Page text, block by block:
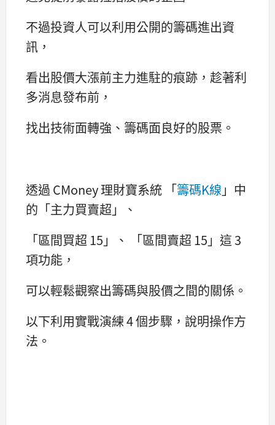
不過投資人可以利用公開的籌碼進出資
訊，
看出股價大漲前主力進駐的痕跡，趁著利
多消息發布前，
找出技術面轉強、籌碼面良好的股票。
透過 CMoney 理財寶系統 「籌碼K線 」中
的「主力買賣超」、
「區間買超 15」、 「區間賣超 15」這 3
項功能，
可以輕鬆觀察出籌碼與股價之間的關係。
以下利用實戰演練 4 個步驟，說明操作方
法。